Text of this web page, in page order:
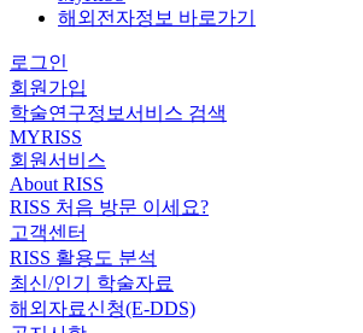
해외전자정보 바로가기
로그인
회원가입
학술연구정보서비스 검색
MYRISS
회원서비스
About RISS
RISS 처음 방문 이세요?
고객센터
RISS 활용도 분석
최신/인기 학술자료
해외자료신청(E-DDS)